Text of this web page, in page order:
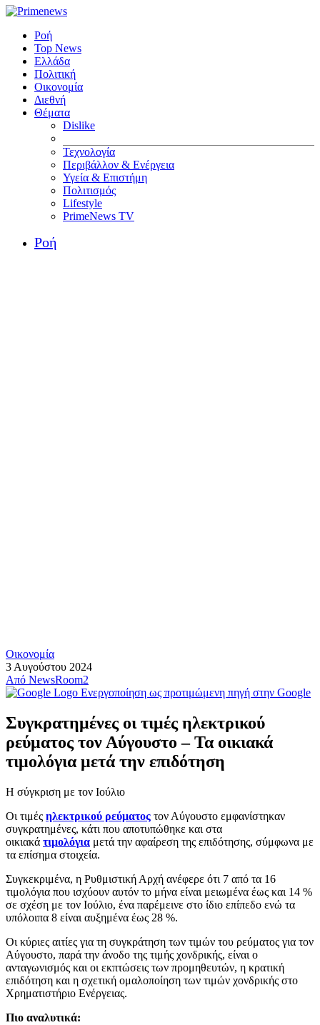
Ροή
Top News
Ελλάδα
Πολιτική
Οικονομία
Διεθνή
Θέματα
Dislike
Τεχνολογία
Περιβάλλον & Ενέργεια
Υγεία & Επιστήμη
Πολιτισμός
Lifestyle
PrimeNews TV
Ροή
Οικονομία
3 Αυγούστου 2024
Από NewsRoom2
Ενεργοποίηση ως προτιμώμενη πηγή στην Google
Συγκρατημένες οι τιμές ηλεκτρικού
ρεύματος τον Αύγουστο – Τα οικιακά
τιμολόγια μετά την επιδότηση
Η σύγκριση με τον Ιούλιο
Οι τιμές ηλεκτρικού ρεύματος τον Αύγουστο εμφανίστηκαν
συγκρατημένες, κάτι που αποτυπώθηκε και στα
οικιακά τιμολόγια μετά την αφαίρεση της επιδότησης, σύμφωνα με
τα επίσημα στοιχεία.
Συγκεκριμένα, η Ρυθμιστική Αρχή ανέφερε ότι 7 από τα 16
τιμολόγια που ισχύουν αυτόν το μήνα είναι μειωμένα έως και 14 %
σε σχέση με τον Ιούλιο, ένα παρέμεινε στο ίδιο επίπεδο ενώ τα
υπόλοιπα 8 είναι αυξημένα έως 28 %.
Οι κύριες αιτίες για τη συγκράτηση των τιμών του ρεύματος για τον
Αύγουστο, παρά την άνοδο της τιμής χονδρικής, είναι ο
ανταγωνισμός και οι εκπτώσεις των προμηθευτών, η κρατική
επιδότηση και η σχετική ομαλοποίηση των τιμών χονδρικής στο
Χρηματιστήριο Ενέργειας.
Πιο αναλυτικά: